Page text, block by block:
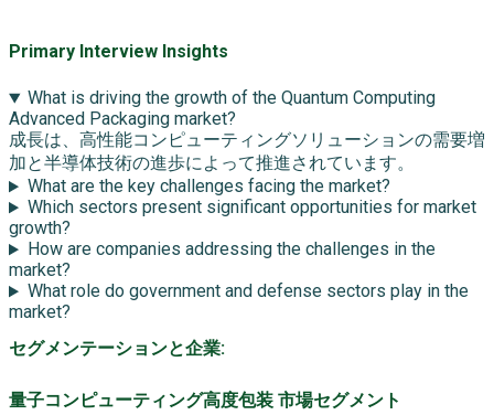
Primary Interview Insights
What is driving the growth of the Quantum Computing
Advanced Packaging market?
成長は、高性能コンピューティングソリューションの需要増
加と半導体技術の進歩によって推進されています。
What are the key challenges facing the market?
Which sectors present significant opportunities for market
growth?
How are companies addressing the challenges in the
market?
What role do government and defense sectors play in the
market?
セグメンテーションと企業:
量子コンピューティング高度包装 市場セグメント